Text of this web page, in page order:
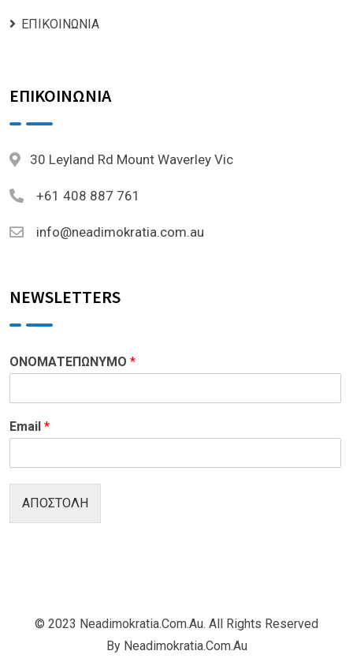
ΕΠΙΚΟΙΝΩΝΙΑ
ΕΠΙΚΟΙΝΩΝΙΑ
30 Leyland Rd Mount Waverley Vic
+61 408 887 761
info@neadimokratia.com.au
NEWSLETTERS
ΟΝΟΜΑΤΕΠΩΝΥΜΟ *
Email *
ΑΠΟΣΤΟΛΗ
© 2023 Neadimokratia.com.au. All Rights Reserved
By Neadimokratia.com.au